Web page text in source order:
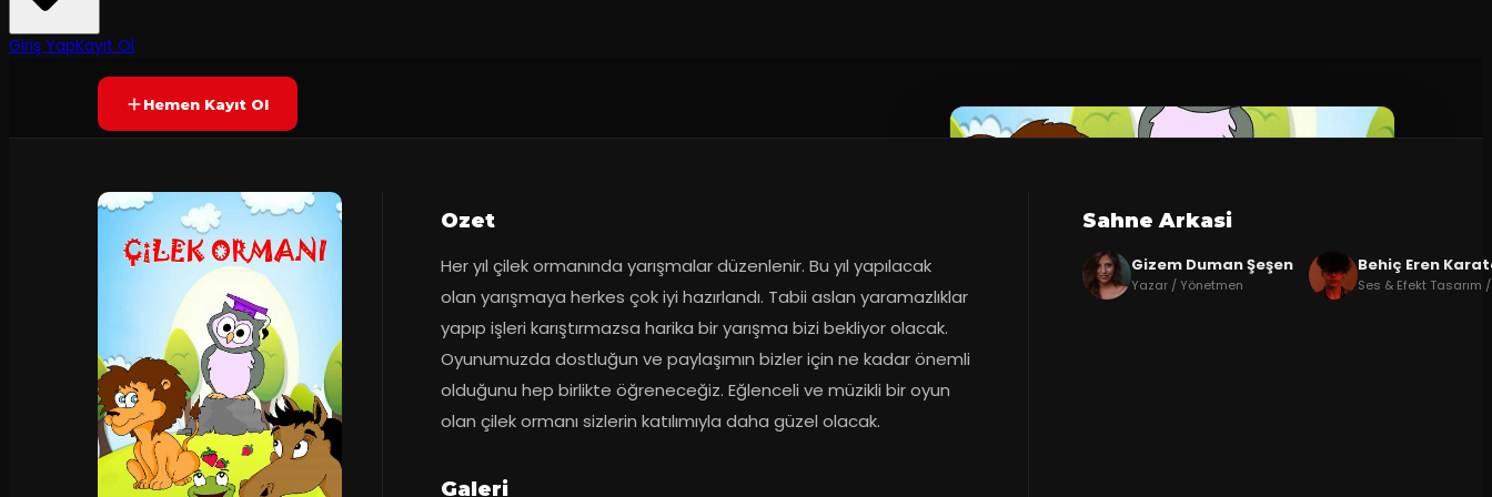
Giriş YapKayıt OlYAKINDA
Hemen Kayıt Ol
Ozet
Her yıl çilek ormanında yarışmalar düzenlenir. Bu yıl yapılacak
olan yarışmaya herkes çok iyi hazırlandı. Tabii aslan yaramazlıklar
yapıp işleri karıştırmazsa harika bir yarışma bizi bekliyor olacak.
Oyunumuzda dostluğun ve paylaşımın bizler için ne kadar önemli
olduğunu hep birlikte öğreneceğiz. Eğlenceli ve müzikli bir oyun
olan çilek ormanı sizlerin katılımıyla daha güzel olacak.
Galeri
Sahne Arkasi
Gizem Duman Şeşen
Yazar / Yönetmen
Behiç Eren
Ses & Efekt Tasarım /